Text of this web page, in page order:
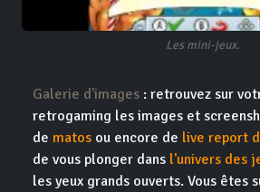
Les mini-jeux.
Galerie d'images : retrouvez sur
retrogaming les images et
de matos ou encore de live report
de vous plonger dans l'univers des
les yeux grands ouverts. Vous êtes